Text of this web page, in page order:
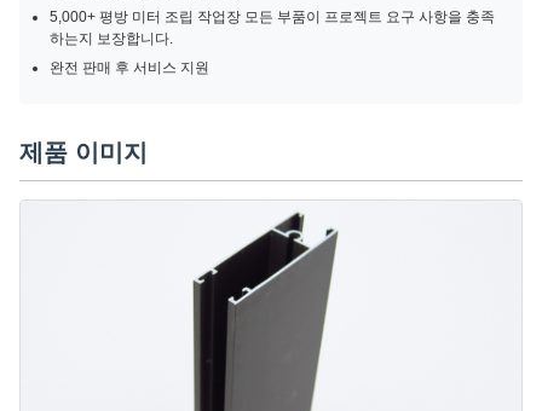
5,000+ 평방 미터 조립 작업장 모든 부품이 프로젝트 요구 사항을 충족
하는지 보장합니다.
완전 판매 후 서비스 지원
제품 이미지